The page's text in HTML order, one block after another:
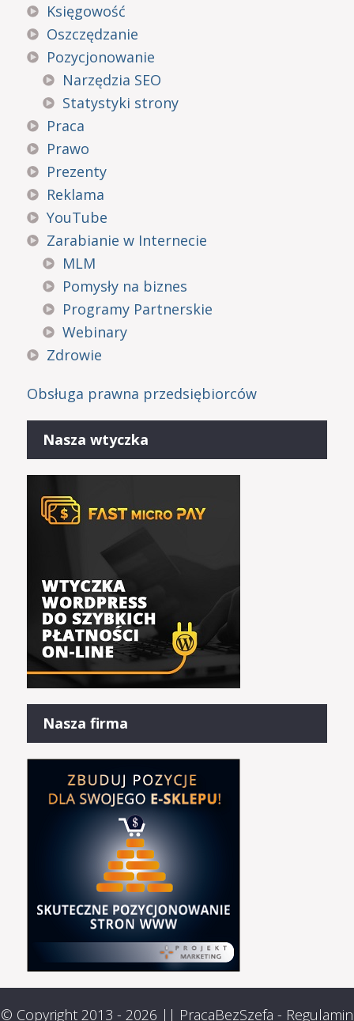
Księgowość
Oszczędzanie
Pozycjonowanie
Narzędzia SEO
Statystyki strony
Praca
Prawo
Prezenty
Reklama
YouTube
Zarabianie w Internecie
MLM
Pomysły na biznes
Programy Partnerskie
Webinary
Zdrowie
Obsługa prawna przedsiębiorców
Nasza wtyczka
Nasza firma
© Copyright 2013 - 2026 || PracaBezSzefa - Regulamin